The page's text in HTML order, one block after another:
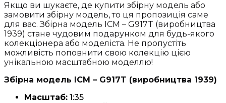
Якщо ви шукаєте, де купити збірну модель або
замовити збірну модель, то ця пропозиція саме
для вас. Збірна модель ICM – G917T (виробництва
1939) стане чудовим подарунком для будь-якого
колекціонера або моделіста. Не пропустіть
можливість поповнити свою колекцію цією
унікальною масштабною моделлю!
Збірна модель ICM – G917T (виробництва 1939)
Масштаб: 1:35